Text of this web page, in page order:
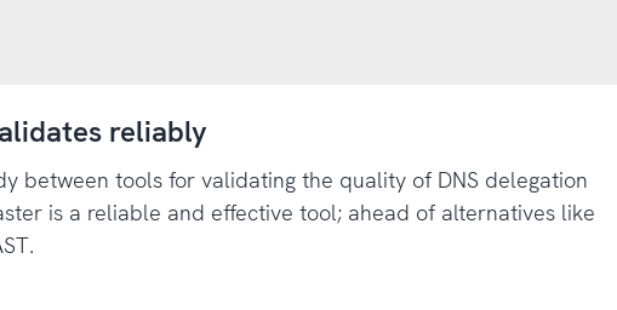
reliably
between tools for validating the quality of DNS delegation
is a reliable and effective tool; ahead of alternatives like